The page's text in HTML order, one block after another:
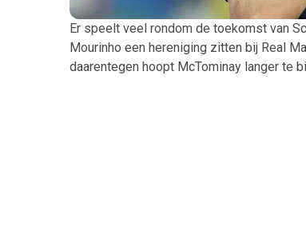
Er speelt veel rondom de toekomst van
Mourinho een hereniging zitten bij Real
daarentegen hoopt McTominay langer te